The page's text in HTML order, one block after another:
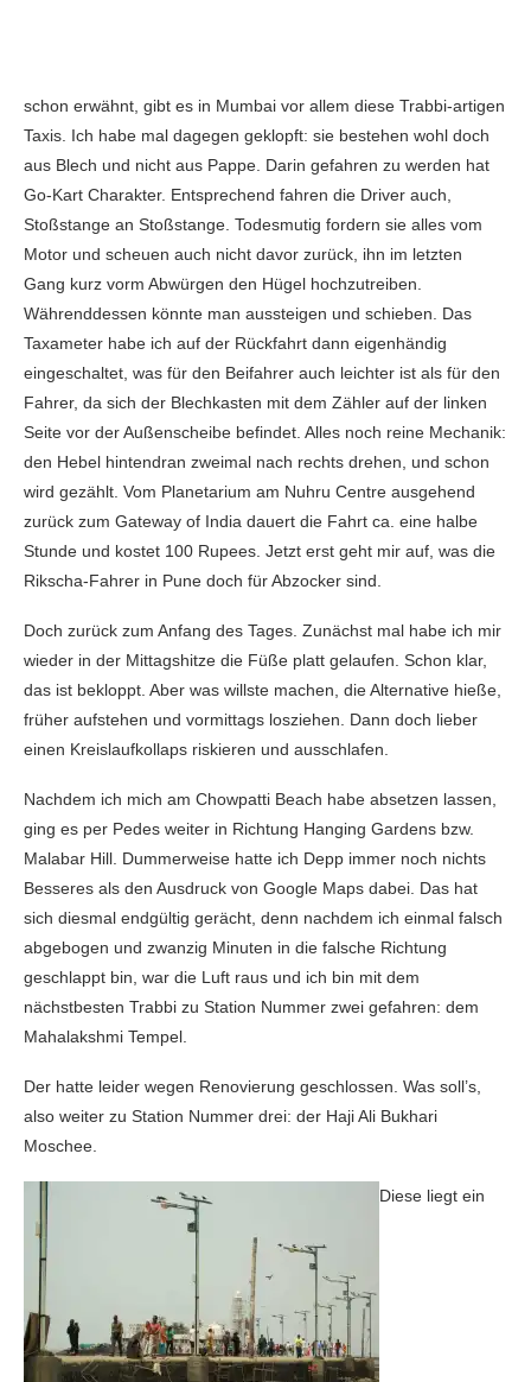
schon erwähnt, gibt es in Mumbai vor allem diese Trabbi-artigen
Taxis. Ich habe mal dagegen geklopft: sie bestehen wohl doch
aus Blech und nicht aus Pappe. Darin gefahren zu werden hat
Go-Kart Charakter. Entsprechend fahren die Driver auch,
Stoßstange an Stoßstange. Todesmutig fordern sie alles vom
Motor und scheuen auch nicht davor zurück, ihn im letzten
Gang kurz vorm Abwürgen den Hügel hochzutreiben.
Währenddessen könnte man aussteigen und schieben. Das
Taxameter habe ich auf der Rückfahrt dann eigenhändig
eingeschaltet, was für den Beifahrer auch leichter ist als für den
Fahrer, da sich der Blechkasten mit dem Zähler auf der linken
Seite vor der Außenscheibe befindet. Alles noch reine Mechanik:
den Hebel hintendran zweimal nach rechts drehen, und schon
wird gezählt. Vom Planetarium am Nuhru Centre ausgehend
zurück zum Gateway of India dauert die Fahrt ca. eine halbe
Stunde und kostet 100 Rupees. Jetzt erst geht mir auf, was die
Rikscha-Fahrer in Pune doch für Abzocker sind.
Doch zurück zum Anfang des Tages. Zunächst mal habe ich mir
wieder in der Mittagshitze die Füße platt gelaufen. Schon klar,
das ist bekloppt. Aber was willste machen, die Alternative hieße,
früher aufstehen und vormittags losziehen. Dann doch lieber
einen Kreislaufkollaps riskieren und ausschlafen.
Nachdem ich mich am Chowpatti Beach habe absetzen lassen,
ging es per Pedes weiter in Richtung Hanging Gardens bzw.
Malabar Hill. Dummerweise hatte ich Depp immer noch nichts
Besseres als den Ausdruck von Google Maps dabei. Das hat
sich diesmal endgültig gerächt, denn nachdem ich einmal falsch
abgebogen und zwanzig Minuten in die falsche Richtung
geschlappt bin, war die Luft raus und ich bin mit dem
nächstbesten Trabbi zu Station Nummer zwei gefahren: dem
Mahalakshmi Tempel.
Der hatte leider wegen Renovierung geschlossen. Was soll’s,
also weiter zu Station Nummer drei: der Haji Ali Bukhari
Moschee.
Diese liegt ein